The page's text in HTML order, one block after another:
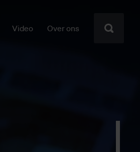
Video Over ons